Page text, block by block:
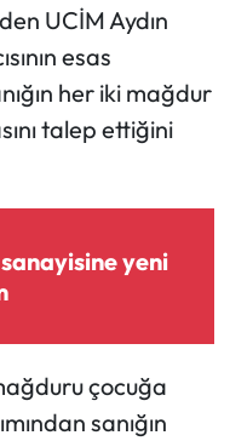
UCİM Aydın
esas
her iki mağdur
talep ettiğini
yeni
çocuğa
sanığın